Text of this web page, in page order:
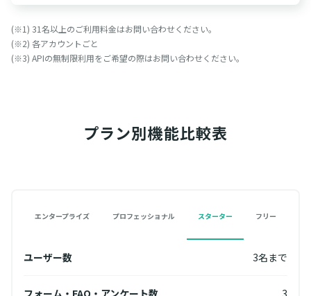
(※1) 31名以上のご利用料金はお問い合わせください。
(※2) 各アカウントごと
(※3) APIの無制限利用をご希望の際はお問い合わせください。
プラン別機能比較表
エンタープライズ プロフェッショナル スターター フリー
ユーザー数 3名まで
フォーム・FAQ・アンケート数 3